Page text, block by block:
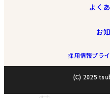
よく
お
採用情報プラ
(C) 2025